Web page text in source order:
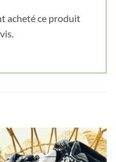
acheté ce produit